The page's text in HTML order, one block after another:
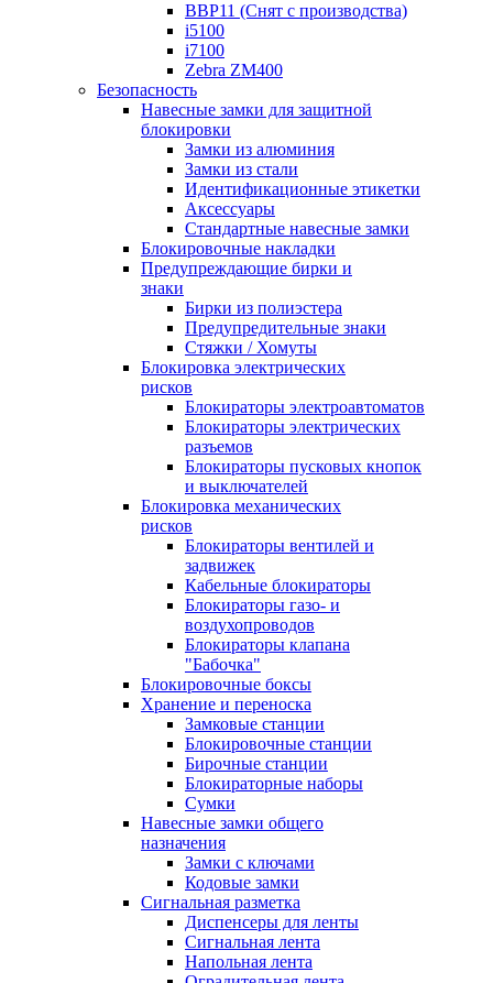
BBP11 (Снят с производства)
i5100
i7100
Zebra ZM400
Безопасность
Навесные замки для защитной
блокировки
Замки из алюминия
Замки из стали
Идентификационные этикетки
Аксессуары
Стандартные навесные замки
Блокировочные накладки
Предупреждающие бирки и
знаки
Бирки из полиэстера
Предупредительные знаки
Стяжки / Хомуты
Блокировка электрических
рисков
Блокираторы электроавтоматов
Блокираторы электрических
разъемов
Блокираторы пусковых кнопок
и выключателей
Блокировка механических
рисков
Блокираторы вентилей и
задвижек
Кабельные блокираторы
Блокираторы газо- и
воздухопроводов
Блокираторы клапана
"Бабочка"
Блокировочные боксы
Хранение и переноска
Замковые станции
Блокировочные станции
Бирочные станции
Блокираторные наборы
Сумки
Навесные замки общего
назначения
Замки с ключами
Кодовые замки
Сигнальная разметка
Диспенсеры для ленты
Сигнальная лента
Напольная лента